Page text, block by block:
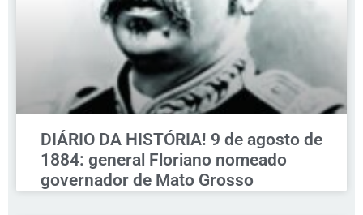
DIÁRIO DA HISTÓRIA! 9 de agosto de
1884: general Floriano nomeado
governador de Mato Grosso